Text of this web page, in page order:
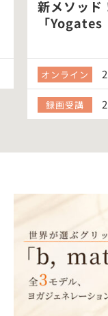
新メソッ
「
オンライン
録画受講